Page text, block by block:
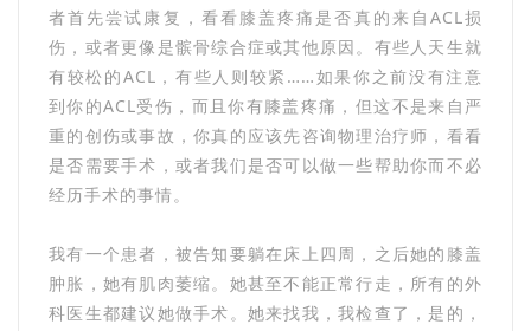
者首先尝试康复，看看膝盖疼痛是否真的来自ACL损
伤，或者更像是髌骨综合症或其他原因。有些人天生就
有较松的ACL，有些人则较紧……如果你之前没有注意
到你的ACL受伤，而且你有膝盖疼痛，但这不是来自严
重的创伤或事故，你真的应该先咨询物理治疗师，看看
是否需要手术，或者我们是否可以做一些帮助你而不必
经历手术的事情。
我有一个患者，被告知要躺在床上四周，之后她的膝盖
肿胀，她有肌肉萎缩。她甚至不能正常行走，所有的外
科医生都建议她做手术。她来找我，我检查了，是的，